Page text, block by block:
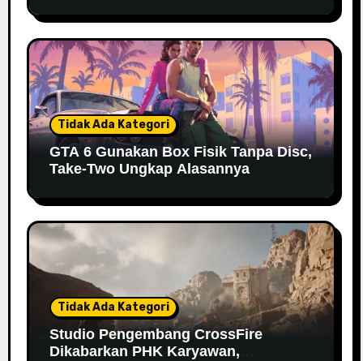
Tidak Ada Kategori
GTA 6 Gunakan Box Fisik Tanpa Disc,
Take-Two Ungkap Alasannya
Tidak Ada Kategori
Studio Pengembang CrossFire
Dikabarkan PHK Karyawan,